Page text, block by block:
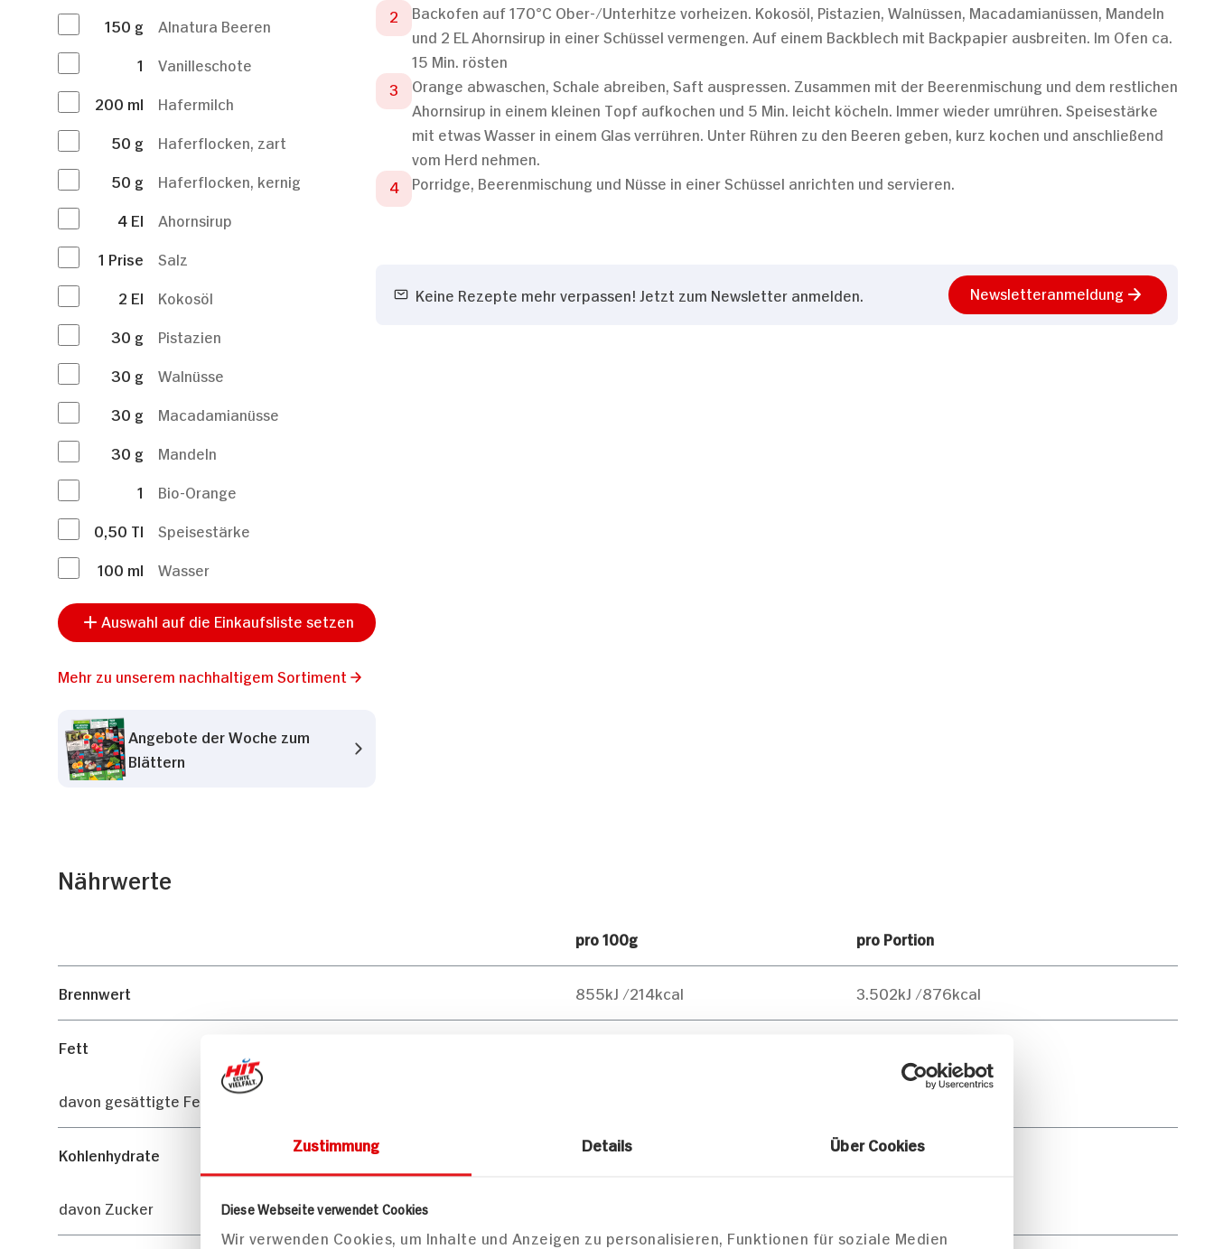
Zustimmung Details Über Cookies
Diese Webseite verwendet Cookies
Wir verwenden Cookies, um Inhalte und Anzeigen zu personalisieren, Funktionen für soziale Medien
150 g
Alnatura Beeren
1
Vanilleschote
200 ml
Hafermilch
50 g
Haferflocken, zart
50 g
Haferflocken, kernig
4 El
Ahornsirup
1 Prise
Salz
2 El
Kokosöl
30 g
Pistazien
30 g
Walnüsse
30 g
Macadamianüsse
30 g
Mandeln
1
Bio-Orange
0,50 Tl
Speisestärke
100 ml Wasser
Auswahl auf die Einkaufsliste setzen
Mehr zu unserem nachhaltigem Sortiment
Angebote der Woche zum
Blättern
Backofen auf 170°C Ober-/Unterhitze vorheizen. Kokosöl, Pistazien, Walnüssen, Macadamianüssen, Mandeln
und 2 EL Ahornsirup in einer Schüssel vermengen. Auf einem Backblech mit Backpapier ausbreiten. Im Ofen ca.
15 Min. rösten
Orange abwaschen, Schale abreiben, Saft auspressen. Zusammen mit der Beerenmischung und dem restlichen
Ahornsirup in einem kleinen Topf aufkochen und 5 Min. leicht köcheln. Immer wieder umrühren. Speisestärke
mit etwas Wasser in einem Glas verrühren. Unter Rühren zu den Beeren geben, kurz kochen und anschließend
vom Herd nehmen.
Porridge, Beerenmischung und Nüsse in einer Schüssel anrichten und servieren.
Keine Rezepte mehr verpassen! Jetzt zum Newsletter anmelden. Newsletteranmeldung
Nährwerte
pro 100g pro Portion
Brennwert 855kJ /214kcal 3.502kJ /876kcal
Fett
davon gesättigte Fettsäuren
Kohlenhydrate 17g 66g
davon Zucker